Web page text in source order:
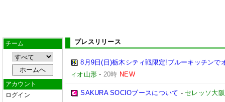
チーム
アカウント
ログイン
プレスリリース
8月9日(日)栃木シティ戦限定!ブルーキッチンで
ィオ山形 - 20時 NEW
SAKURA SOCIOブースについて - セレッソ大阪